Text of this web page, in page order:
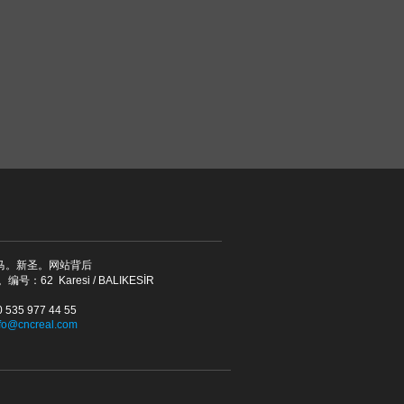
。新圣。网站背后
编号：62 Karesi / BALIKESİR
535 977 44 55